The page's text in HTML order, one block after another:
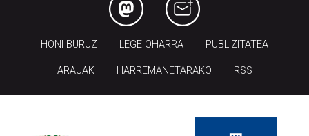
HONI BURUZ LEGE OHARRA PUBLIZITATEA
ARAUAK HARREMANETARAKO RSS